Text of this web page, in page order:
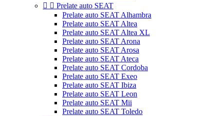
  Prelate auto SEAT
Prelate auto SEAT Alhambra
Prelate auto SEAT Altea
Prelate auto SEAT Altea XL
Prelate auto SEAT Arona
Prelate auto SEAT Arosa
Prelate auto SEAT Ateca
Prelate auto SEAT Cordoba
Prelate auto SEAT Exeo
Prelate auto SEAT Ibiza
Prelate auto SEAT Leon
Prelate auto SEAT Mii
Prelate auto SEAT Toledo